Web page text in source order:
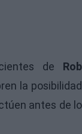
de Rob
la posibilidad
antes de lo